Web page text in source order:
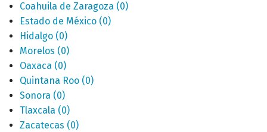
Coahuila de Zaragoza (0)
Estado de México (0)
Hidalgo (0)
Morelos (0)
Oaxaca (0)
Quintana Roo (0)
Sonora (0)
Tlaxcala (0)
Zacatecas (0)